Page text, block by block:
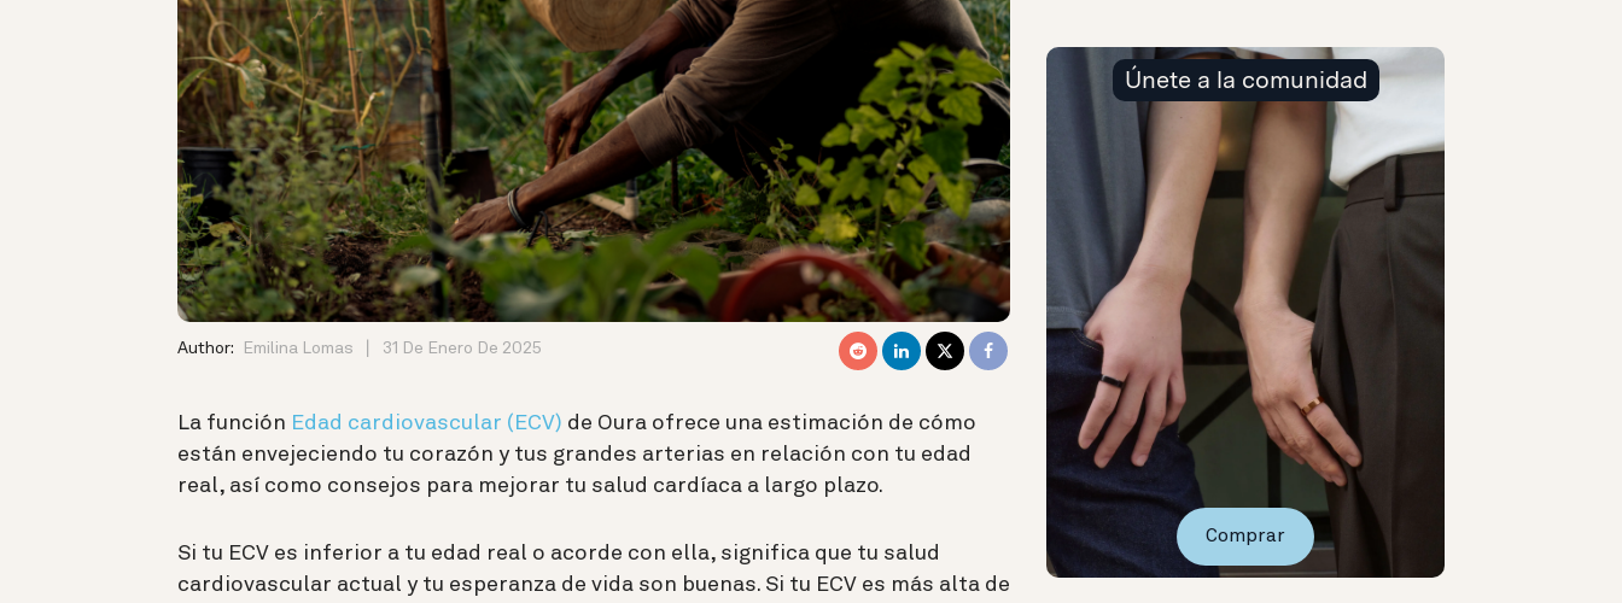
Author: Emilina Lomas 31 De Enero De 2025
La función Edad cardiovascular (ECV) de Oura ofrece una estimación de cómo
están envejeciendo tu corazón y tus grandes arterias en relación con tu edad
real, así como consejos para mejorar tu salud cardíaca a largo plazo.
Si tu ECV es inferior a tu edad real o acorde con ella, significa que tu salud
cardiovascular actual y tu esperanza de vida son buenas. Si tu ECV es más alta de
Únete a la comunidad
Comprar